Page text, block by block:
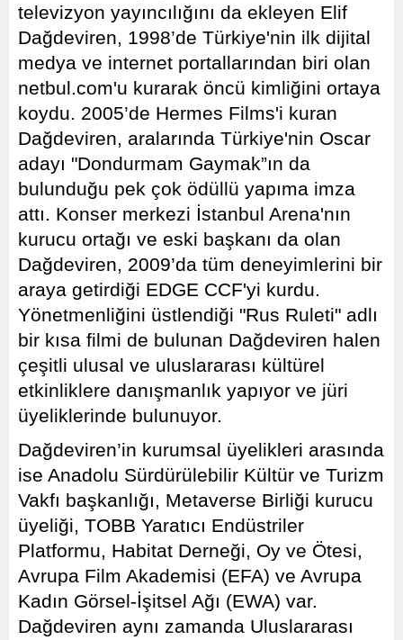
televizyon yayıncılığını da ekleyen Elif
Dağdeviren, 1998’de Türkiye'nin ilk dijital
medya ve internet portallarından biri olan
netbul.com'u kurarak öncü kimliğini ortaya
koydu. 2005’de Hermes Films'i kuran
Dağdeviren, aralarında Türkiye'nin Oscar
adayı "Dondurmam Gaymak”ın da
bulunduğu pek çok ödüllü yapıma imza
attı. Konser merkezi İstanbul Arena'nın
kurucu ortağı ve eski başkanı da olan
Dağdeviren, 2009’da tüm deneyimlerini bir
araya getirdiği EDGE CCF'yi kurdu.
Yönetmenliğini üstlendiği "Rus Ruleti" adlı
bir kısa filmi de bulunan Dağdeviren halen
çeşitli ulusal ve uluslararası kültürel
etkinliklere danışmanlık yapıyor ve jüri
üyeliklerinde bulunuyor.
Dağdeviren’in kurumsal üyelikleri arasında
ise Anadolu Sürdürülebilir Kültür ve Turizm
Vakfı başkanlığı, Metaverse Birliği kurucu
üyeliği, TOBB Yaratıcı Endüstriler
Platformu, Habitat Derneği, Oy ve Ötesi,
Avrupa Film Akademisi (EFA) ve Avrupa
Kadın Görsel-İşitsel Ağı (EWA) var.
Dağdeviren aynı zamanda Uluslararası